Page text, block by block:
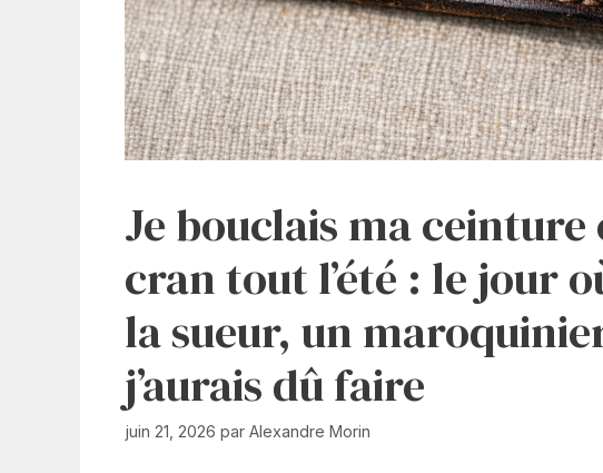
Je bouclais ma
cran tout l’été : le jour
la sueur, un
j’aurais dû faire
juin 21, 2026 par Alexandre Morin